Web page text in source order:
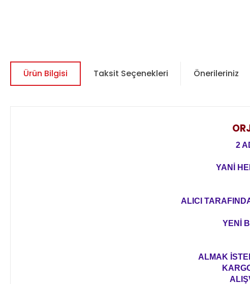
Ürün Bilgisi Taksit Seçenekleri Önerileriniz
2
YANİ
ALICI
YENİ
ALMAK